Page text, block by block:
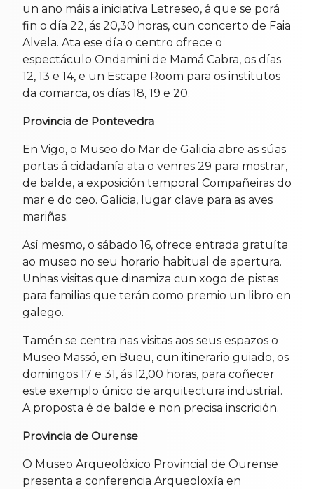
un ano máis a iniciativa Letreseo, á que se porá
fin o día 22, ás 20,30 horas, cun concerto de Faia
Alvela. Ata ese día o centro ofrece o
espectáculo Ondamini de Mamá Cabra, os días
12, 13 e 14, e un Escape Room para os institutos
da comarca, os días 18, 19 e 20.
Provincia de Pontevedra
En Vigo, o Museo do Mar de Galicia abre as súas
portas á cidadanía ata o venres 29 para mostrar,
de balde, a exposición temporal Compañeiras do
mar e do ceo. Galicia, lugar clave para as aves
mariñas.
Así mesmo, o sábado 16, ofrece entrada gratuíta
ao museo no seu horario habitual de apertura.
Unhas visitas que dinamiza cun xogo de pistas
para familias que terán como premio un libro en
galego.
Tamén se centra nas visitas aos seus espazos o
Museo Massó, en Bueu, cun itinerario guiado, os
domingos 17 e 31, ás 12,00 horas, para coñecer
este exemplo único de arquitectura industrial.
A proposta é de balde e non precisa inscrición.
Provincia de Ourense
O Museo Arqueolóxico Provincial de Ourense
presenta a conferencia Arqueoloxía en